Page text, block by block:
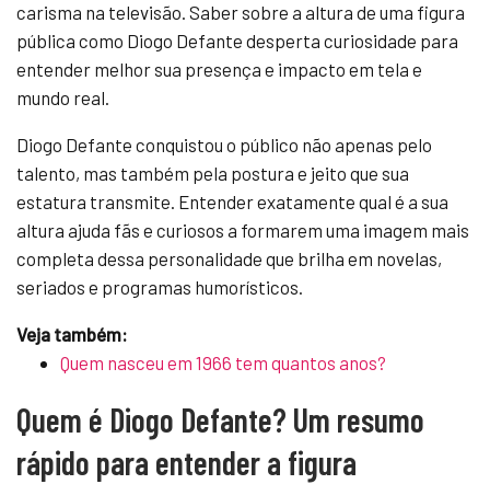
carisma na televisão. Saber sobre a altura de uma figura
pública como Diogo Defante desperta curiosidade para
entender melhor sua presença e impacto em tela e
mundo real.
Diogo Defante conquistou o público não apenas pelo
talento, mas também pela postura e jeito que sua
estatura transmite. Entender exatamente qual é a sua
altura ajuda fãs e curiosos a formarem uma imagem mais
completa dessa personalidade que brilha em novelas,
seriados e programas humorísticos.
Veja também:
Quem nasceu em 1966 tem quantos anos?
Quem é Diogo Defante? Um resumo
rápido para entender a figura